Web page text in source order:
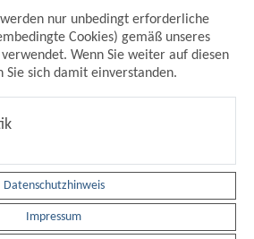
nur unbedingt erforderliche
Cookies) gemäß unseres
Wenn Sie weiter auf diesen
Sie sich damit einverstanden.
Datenschutzhinweis
Impressum
(Bauamt)